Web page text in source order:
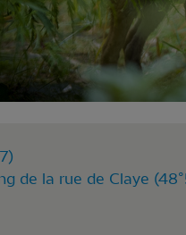
de la rue de Claye